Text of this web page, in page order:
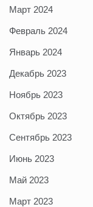
Март 2024
Февраль 2024
Январь 2024
Декабрь 2023
Ноябрь 2023
Октябрь 2023
Сентябрь 2023
Июнь 2023
Май 2023
Март 2023